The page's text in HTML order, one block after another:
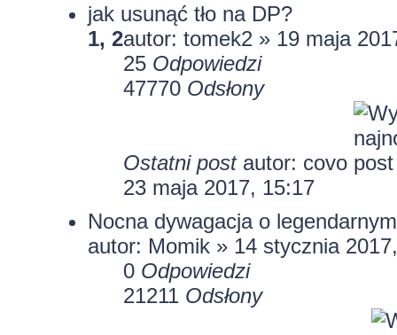
jak usunąć tło na DP?
1, 2autor: tomek2» 19 maja
25 Odpowiedzi
47770 Odsłony
Ostatni post autor: covo
23 maja 2017, 15:17
Nocna dywagacja o
autor: Momik» 14 stycznia
0 Odpowiedzi
21211 Odsłony